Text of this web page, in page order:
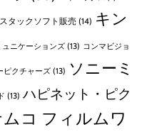
タックソフト販売 (14) キン
ュニケーションズ (13) コンマビジョ
ピクチャーズ (13) ソニーミ
(13) ハピネット・ピク
コ フィルムワ